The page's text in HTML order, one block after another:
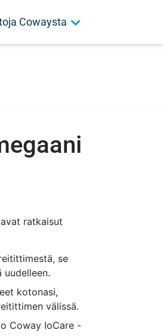
Cowaysta
ratkaisut
se
kotonasi,
välissä.
Coway IoCare -